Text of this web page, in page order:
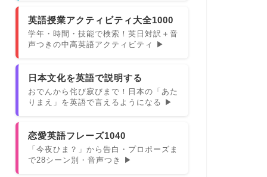
英語授業アクティビティ大全1000
学年・時間・技能で検索！英日対訳＋音
声つきの中高英語アクティビティ ▶
日本文化を英語で説明する
おでんから侘び寂びまで！日本の「あた
りまえ」を英語で言えるようになる ▶
恋愛英語フレーズ1040
「今夜ひま？」から告白・プロポーズま
で28シーン別・音声つき ▶